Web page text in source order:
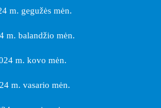
m. gegužės mėn.
m. balandžio mėn.
m. kovo mėn.
m. vasario mėn.